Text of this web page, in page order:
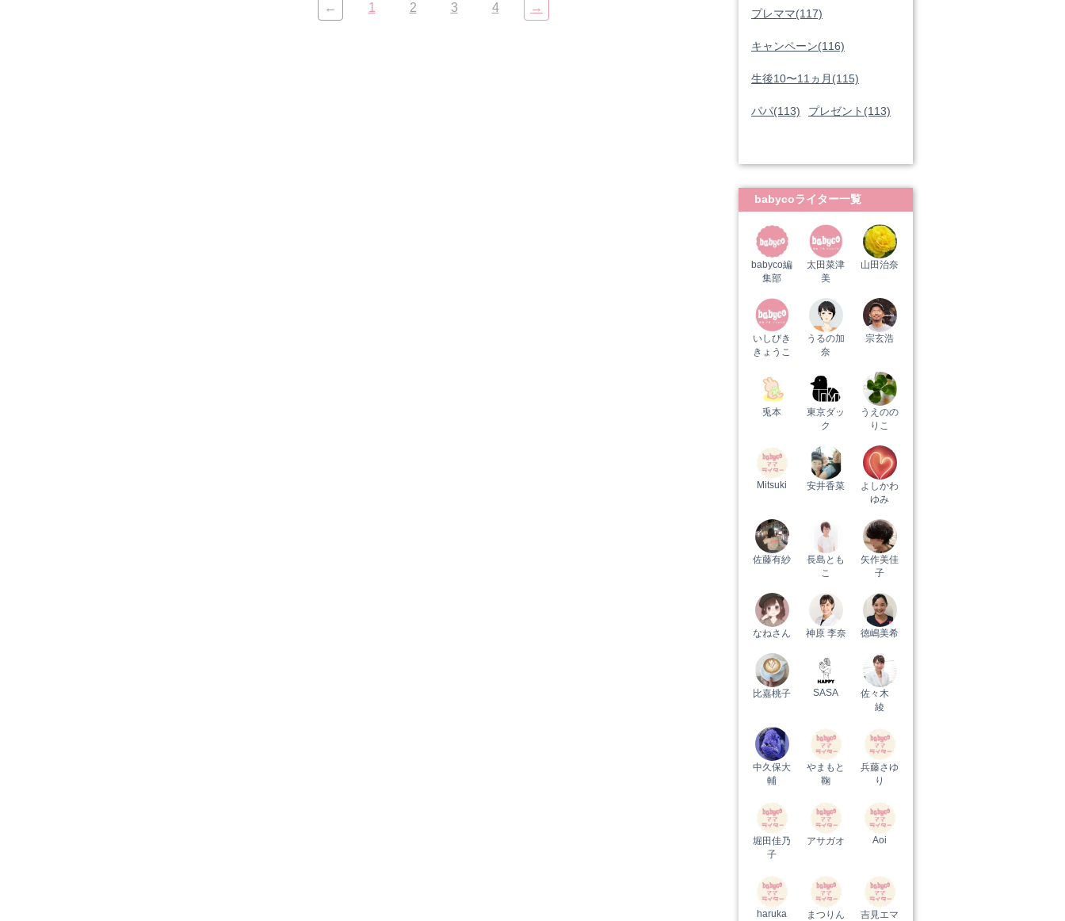
← 1 2 3 4 → プレママ(117)
キャンペーン(116)
生後10〜11ヵ月(115)
パパ(113) プレゼント(113)
babycoライター一覧
babyco編
集部
太田菜津
美
山田治奈
いしびき
きょうこ
うるの加
奈
宗玄浩
兎本
東京ダッ
ク
うえのの
りこ
Mitsuki 安井香菜
よしかわ
ゆみ
佐藤有紗
長島とも
こ
矢作美佳
子
なねさん 神原 李奈 徳嶋美希
比嘉桃子 SASA
佐々木
綾
中久保大
輔
やまもと
鞠
兵藤さゆ
り
堀田佳乃
子
アサガオ Aoi
haruka まつりん 吉見エマ